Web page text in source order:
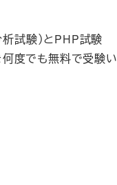
試験）とPHP試験
度でも無料で受験い